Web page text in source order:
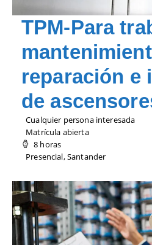
TPM-Para
reparación e
de
Cualquier persona interesada
Matrícula abierta
8 horas
Presencial, Santander